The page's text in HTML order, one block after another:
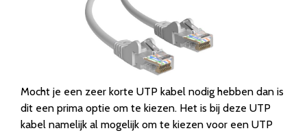
Mocht je een zeer korte UTP kabel nodig hebben dan is
dit een prima optie om te kiezen. Het is bij deze UTP
kabel namelijk al mogelijk om te kiezen voor een UTP